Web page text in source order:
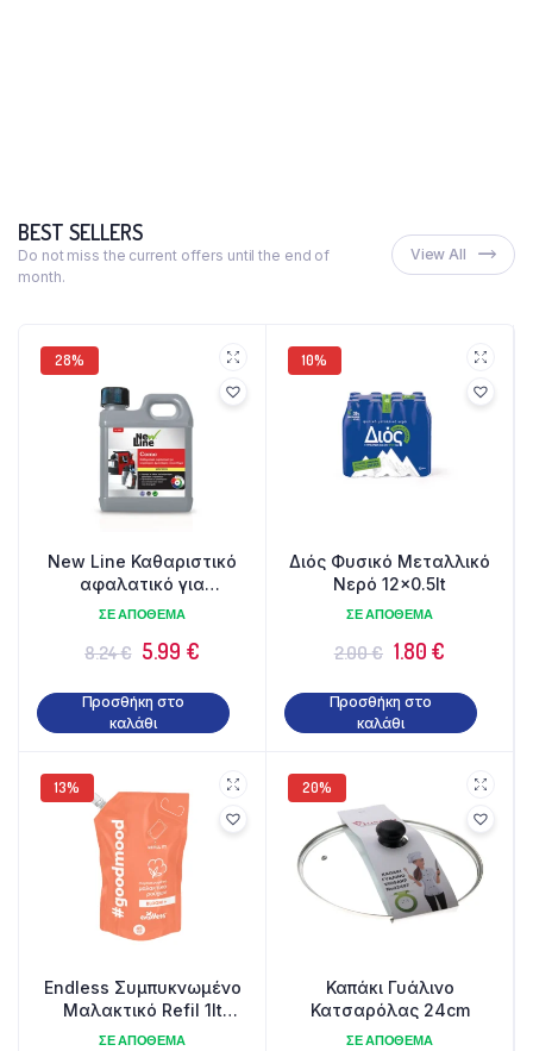
BEST SELLERS
Do not miss the current offers until the end of
month.
View All
28%
New Line Καθαριστικό
αφαλατικό για
καφετιέρες, βραστήρες
ΣΕ ΑΠΌΘΕΜΑ
8.24€ 5.99 €
Προσθήκη στο
καλάθι
10%
Διός Φυσικό Μεταλλικό
Νερό 12×0.5lt
ΣΕ ΑΠΌΘΕΜΑ
2.00€ 1.80 €
Προσθήκη στο
καλάθι
13%
Endless Συμπυκνωμένο
Μαλακτικό Refil 1lt
#goodmood Bloom+
ΣΕ ΑΠΌΘΕΜΑ
20%
Καπάκι Γυάλινο
Κατσαρόλας 24cm
ΣΕ ΑΠΌΘΕΜΑ